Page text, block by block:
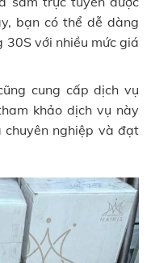
bạn có thể dễ dàng
với nhiều mức giá
cung cấp dịch vụ
khảo dịch vụ này
chuyên nghiệp và đạt